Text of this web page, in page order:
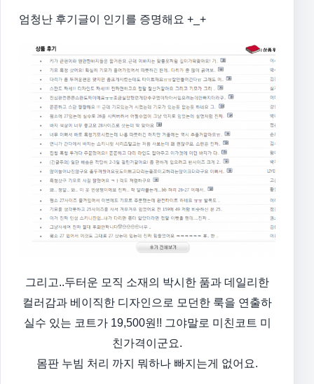
엄청난 후기글이 인기를 증명해요 +_+
그리고..두터운 모직 소재의 박시한 품과 데일리한
컬러감과 베이직한 디자인으로 모던한 룩을 연출하
실수 있는 코트가 19,500원!! 그야말로 미친코트 미
친가격이군요.
몸판 누빔 처리 까지 뭐하나 빠지는게 없어요.